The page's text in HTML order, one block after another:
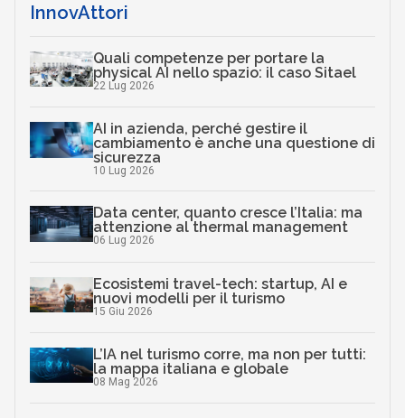
InnovAttori
Quali competenze per portare la
physical AI nello spazio: il caso Sitael
22 Lug 2026
AI in azienda, perché gestire il
cambiamento è anche una questione di
sicurezza
10 Lug 2026
Data center, quanto cresce l’Italia: ma
attenzione al thermal management
06 Lug 2026
Ecosistemi travel-tech: startup, AI e
nuovi modelli per il turismo
15 Giu 2026
L’IA nel turismo corre, ma non per tutti:
la mappa italiana e globale
08 Mag 2026